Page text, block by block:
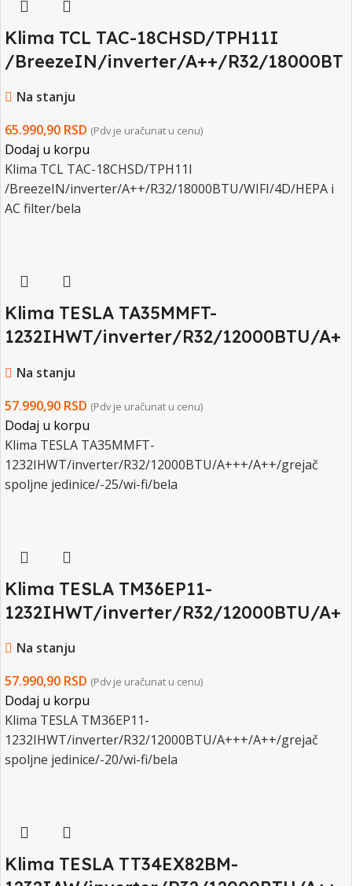
Klima TCL TAC-18CHSD/TPH11I
/BreezeIN/inverter/A++/R32/18000BT
Na stanju
65.990,90 RSD (Pdv je uračunat u cenu)
Dodaj u korpu
Klima TCL TAC-18CHSD/TPH11I
/BreezeIN/inverter/A++/R32/18000BTU/WIFI/4D/HEPA i
AC filter/bela
Klima TESLA TA35MMFT-
1232IHWT/inverter/R32/12000BTU/A+
fi/bela
Na stanju
57.990,90 RSD (Pdv je uračunat u cenu)
Dodaj u korpu
Klima TESLA TA35MMFT-
1232IHWT/inverter/R32/12000BTU/A+++/A++/grejač
spoljne jedinice/-25/wi-fi/bela
Klima TESLA TM36EP11-
1232IHWT/inverter/R32/12000BTU/A+
fi/bela
Na stanju
57.990,90 RSD (Pdv je uračunat u cenu)
Dodaj u korpu
Klima TESLA TM36EP11-
1232IHWT/inverter/R32/12000BTU/A+++/A++/grejač
spoljne jedinice/-20/wi-fi/bela
Klima TESLA TT34EX82BM-